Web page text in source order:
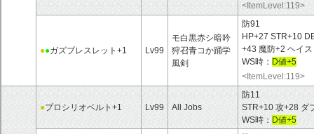
<ItemLevel:119>
●●ガズブレスレット+1 Lv99
モ白黒赤シ暗吟
狩召青コか踊学
風剣
防91
HP+27 STR+10
+43 魔防+2 ヘイ
WS時： D値+5
<ItemLevel:119>
●プロシリオベルト+1 Lv99 All Jobs
防11
STR+10 攻+28 ダ
WS時： D値+5